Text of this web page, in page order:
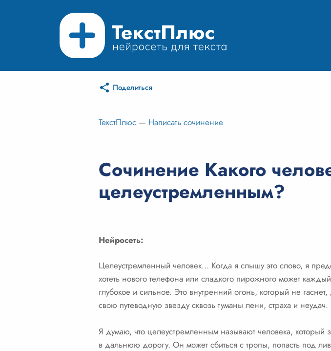
Поделиться
ТекстПлюс — Написать сочинение
Сочинение Какого
целеустремленным?
Нейросеть:
Целеустремленный человек… Когда я слышу это слово, я
хотеть нового телефона или сладкого пирожного может
глубокое и сильное. Это внутренний огонь, который не
свою путеводную звезду сквозь туманы лени, страха и неудач.
Я думаю, что целеустремленным называют человека, который
в дальнюю дорогу. Он может сбиться с тропы, попасть под